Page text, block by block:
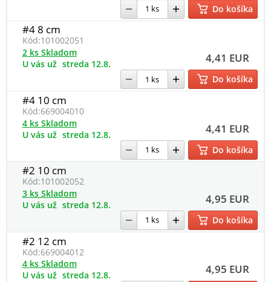
Do košíka
#4 8 cm
Kód:101002051
4,41 EUR
2 ks Skladom
U vás už streda 12.8.
Do košíka
#4 10 cm
Kód:669004010
4,41 EUR
4 ks Skladom
U vás už streda 12.8.
Do košíka
#2 10 cm
Kód:101002052
4,95 EUR
3 ks Skladom
U vás už streda 12.8.
Do košíka
#2 12 cm
Kód:669004012
4,95 EUR
4 ks Skladom
U vás už streda 12.8.